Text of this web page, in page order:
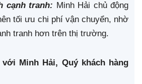
cạnh tranh: Minh Hải chủ động
tối ưu chi phí vận chuyển, nhờ
tranh hơn trên thị trường.
Minh Hải, Quý khách hàng